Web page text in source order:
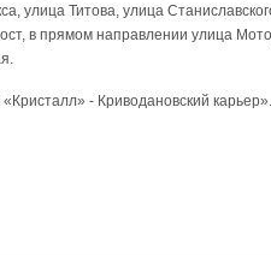
улица Титова, улица
в прямом направлении улица
- Криводановский карьер».